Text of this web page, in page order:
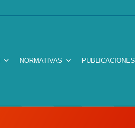
NORMATIVAS PUBLICACIONES